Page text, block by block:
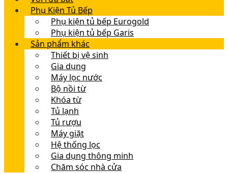
Phụ Kiện Tủ Bếp
Phụ kiện tủ bếp Eurogold
Phụ kiện tủ bếp Garis
Sản phẩm khác
Thiết bị vệ sinh
Gia dụng
Máy lọc nước
Bộ nồi từ
Khóa từ
Tủ lạnh
Tủ rượu
Máy giặt
Hệ thống lọc
Gia dụng thông minh
Chăm sóc nhà cửa